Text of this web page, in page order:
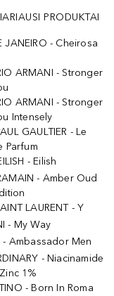
PRODUKTAI
JANEIRO - Cheirosa
ARMANI - Stronger
ARMANI - Stronger
Intensely
GAULTIER - Le
Parfum
- Eilish
- Amber Oud
LAURENT - Y
- My Way
- Ambassador Men
- Niacinamide
1%
- Born In Roma